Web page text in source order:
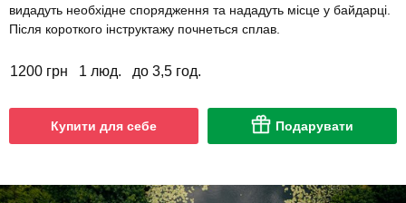
видадуть необхідне спорядження та нададуть місце у байдарці.
Після короткого інструктажу почнеться сплав.
1200 грн 1 люд. до 3,5 год.
Купити для себе Подарувати